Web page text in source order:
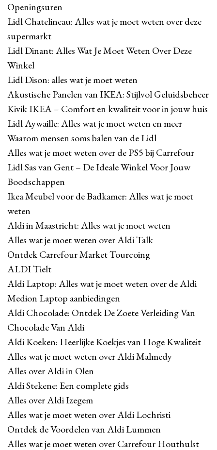
Openingsuren
Lidl Chatelineau: Alles wat je moet weten over deze
supermarkt
Lidl Dinant: Alles Wat Je Moet Weten Over Deze
Winkel
Lidl Dison: alles wat je moet weten
Akustische Panelen van IKEA: Stijlvol Geluidsbeheer
Kivik IKEA – Comfort en kwaliteit voor in jouw huis
Lidl Aywaille: Alles wat je moet weten en meer
Waarom mensen soms balen van de Lidl
Alles wat je moet weten over de PS5 bij Carrefour
Lidl Sas van Gent – De Ideale Winkel Voor Jouw
Boodschappen
Ikea Meubel voor de Badkamer: Alles wat je moet
weten
Aldi in Maastricht: Alles wat je moet weten
Alles wat je moet weten over Aldi Talk
Ontdek Carrefour Market Tourcoing
ALDI Tielt
Aldi Laptop: Alles wat je moet weten over de Aldi
Medion Laptop aanbiedingen
Aldi Chocolade: Ontdek De Zoete Verleiding Van
Chocolade Van Aldi
Aldi Koeken: Heerlijke Koekjes van Hoge Kwaliteit
Alles wat je moet weten over Aldi Malmedy
Alles over Aldi in Olen
Aldi Stekene: Een complete gids
Alles over Aldi Izegem
Alles wat je moet weten over Aldi Lochristi
Ontdek de Voordelen van Aldi Lummen
Alles wat je moet weten over Carrefour Houthulst